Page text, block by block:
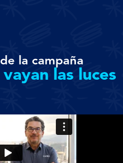
la campaña
las luces